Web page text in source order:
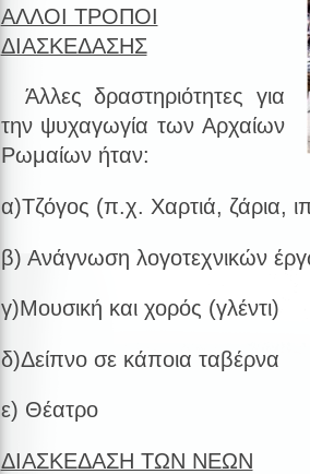
ΑΛΛΟΙ ΤΡΟΠΟΙ
ΔΙΑΣΚΕΔΑΣΗΣ
Άλλες δραστηριότητες για
την ψυχαγωγία των Αρχαίων
Ρωμαίων ήταν:
α)Τζόγος (π.χ. Χαρτιά, ζάρια,
β) Ανάγνωση λογοτεχνικών
γ)Μουσική και χορός (γλέντι)
δ)Δείπνο σε κάποια ταβέρνα
ε) Θέατρο
ΔΙΑΣΚΕΔΑΣΗ ΤΩΝ ΝΕΩΝ